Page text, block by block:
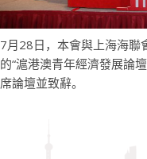
7月28日，本會與上海海聯
的“滬港澳青年經濟發展論
席論壇並致辭。